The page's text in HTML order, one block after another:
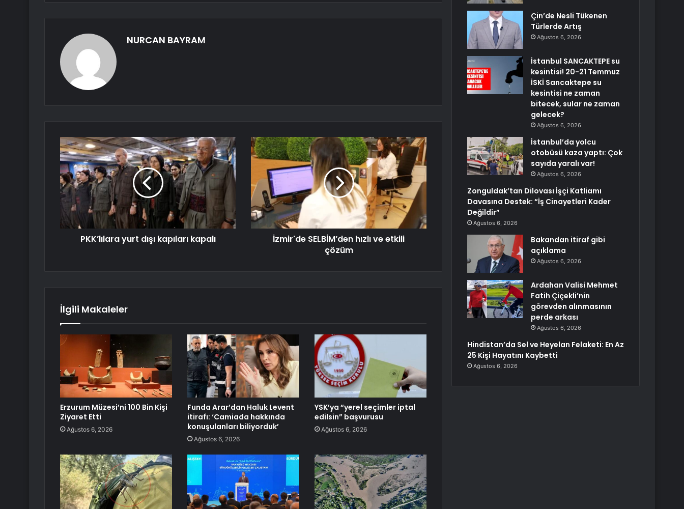
NURCAN BAYRAM
PKK’lılara yurt dışı kapıları kapalı
İzmir'de SELBİM’den hızlı ve etkili
çözüm
İlgili Makaleler
Erzurum Müzesi’ni 100 Bin Kişi
Ziyaret Etti
Ağustos 6, 2026
Funda Arar’dan Haluk Levent
itirafı: ‘Camiada hakkında
konuşulanları biliyorduk’
Ağustos 6, 2026
YSK’ya “yerel seçimler iptal
edilsin” başvurusu
Ağustos 6, 2026
Çin’de Nesli Tükenen
Türlerde Artış
Ağustos 6, 2026
İstanbul SANCAKTEPE su
kesintisi! 20-21 Temmuz
İSKİ Sancaktepe su
kesintisi ne zaman
bitecek, sular ne zaman
gelecek?
Ağustos 6, 2026
İstanbul’da yolcu
otobüsü kaza yaptı: Çok
sayıda yaralı var!
Ağustos 6, 2026
Zonguldak’tan Dilovası İşçi Katliamı
Davasına Destek: “İş Cinayetleri Kader
Değildir”
Ağustos 6, 2026
Bakandan itiraf gibi
açıklama
Ağustos 6, 2026
Ardahan Valisi Mehmet
Fatih Çiçekli’nin
görevden alınmasının
perde arkası
Ağustos 6, 2026
Hindistan’da Sel ve Heyelan Felaketi: En Az
25 Kişi Hayatını Kaybetti
Ağustos 6, 2026